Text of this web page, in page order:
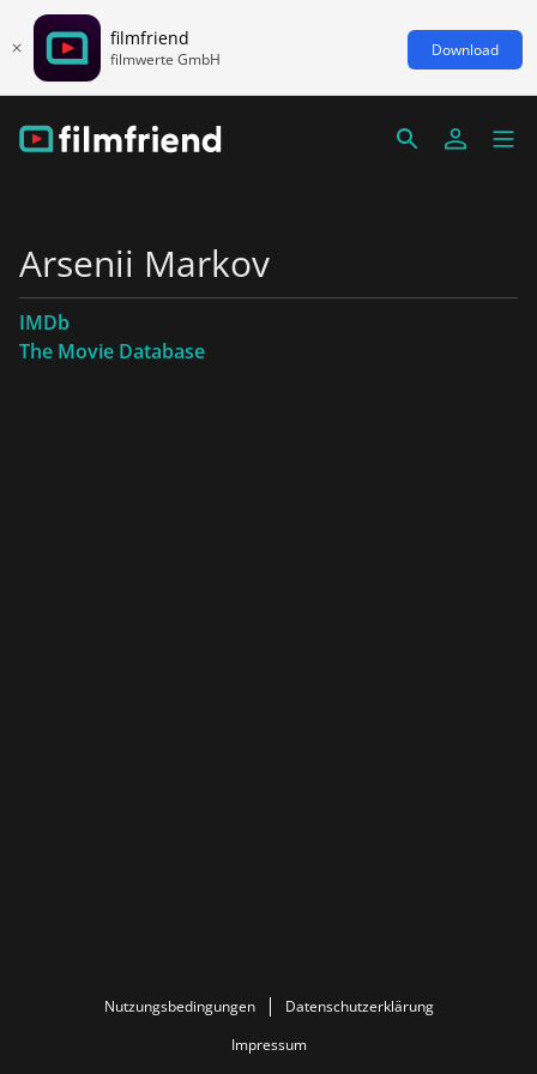
filmfriend
filmwerte GmbH Download
Arsenii Markov
IMDb
The Movie Database
Nutzungsbedingungen
Datenschutzerklärung
Impressum